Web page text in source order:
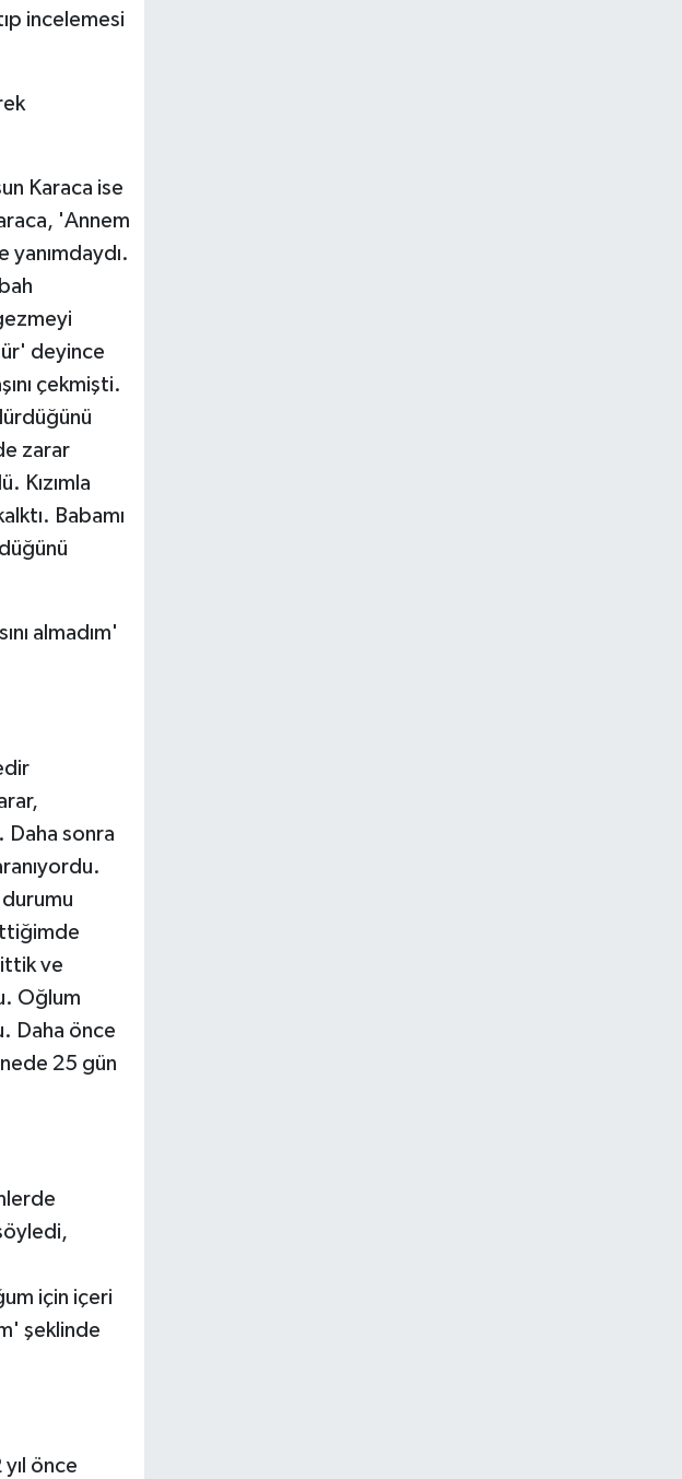
incelemesi
Karaca ise
'Annem
deyince
çekmişti.
zarar
Kızımla
Babamı
almadım'
Daha sonra
ve
Oğlum
Daha önce
25 gün
için içeri
şeklinde
önce